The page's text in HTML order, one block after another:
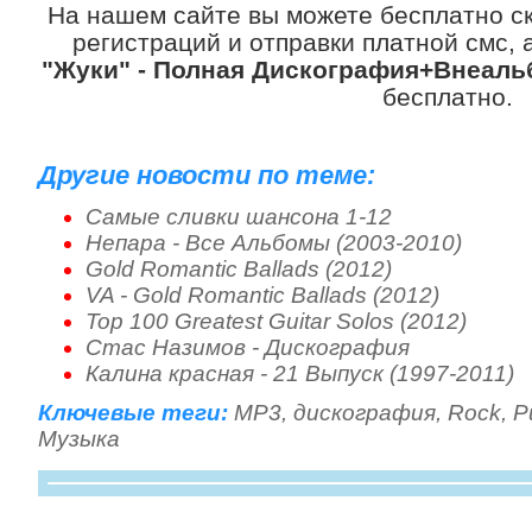
На нашем сайте вы можете бесплатно
регистраций и отправки платной смс,
"Жуки" - Полная
бесплатно.
Другие новости по теме:
Самые сливки шансона 1-12
Непара - Все Альбомы (2003-2010)
Gold Romantic Ballads (2012)
VA - Gold Romantic Ballads (2012)
Top 100 Greatest Guitar Solos (2012)
Стас Назимов - Дискография
Калина красная - 21 Выпуск (1997-2011)
Ключевые теги: MP3, дискография, Rock,
Музыка